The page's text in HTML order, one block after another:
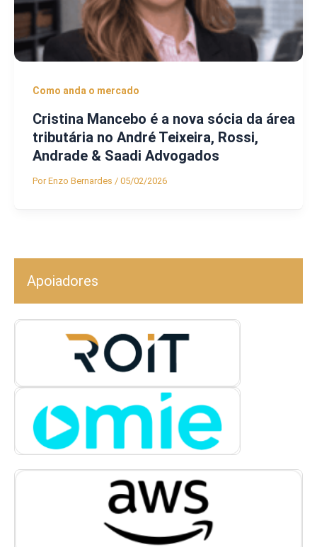
Como anda o mercado
Cristina Mancebo é a nova sócia da área
tributária no André Teixeira, Rossi,
Andrade & Saadi Advogados
PorEnzo Bernardes / 05/02/2026
Apoiadores